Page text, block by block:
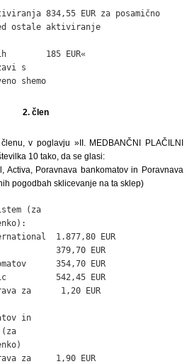
834,55 EUR za posamično
ostale aktiviranje
185 EUR«
s
shemo
2. člen
v poglavju »II. MEDBANČNI PLAČILNI
10 tako, da se glasi:
Activa, Poravnava bankomatov in Poravnava
pogodbah sklicevanje na ta sklep)
(za
1.877,80 EUR
379,70 EUR
354,70 EUR
542,45 EUR
za      1,20 EUR
in
za     1,90 EUR